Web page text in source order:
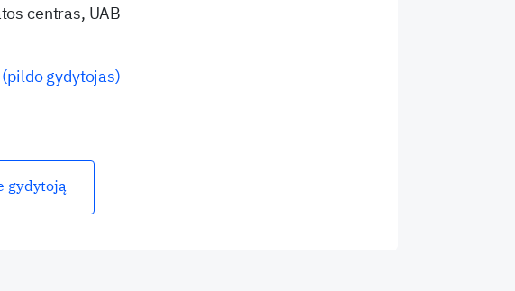
centras, UAB
gydytojas)
gydytoją